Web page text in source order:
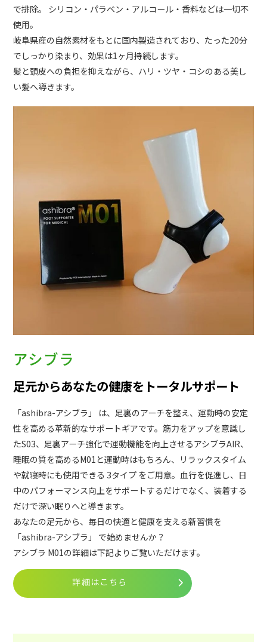
で排除。 シリコン・パラベン・アルコール・香料などは一切不
使用。
岐阜県産の自然素材をもとに国内製造されており、たった20分
でしっかり染まり、効果は1ヶ月持続します。
髪と頭皮への負担を抑えながら、ハリ・ツヤ・コシのある美し
い髪へ導きます。
アシブラ
足元からあなたの健康をトータルサポート
「ashibra-アシブラ」 は、足裏のアーチを整え、運動時の安定
性を高める革新的なサポートギアです。筋力をアップを意識し
たS03、足裏アーチ強化で運動機能を向上させるアシブラAIR、
睡眠の質を高めるM01と運動時はもちろん、リラックスタイム
や就寝時にも使用できる 3タイプ をご用意。血行を促進し、日
中のパフォーマンス向上をサポートするだけでなく、装着する
だけで深い眠りへと導きます。
あなたの足元から、毎日の快適と健康を支える新習慣を
「ashibra-アシブラ」 で始めませんか？
アシブラ M01の詳細は下記よりご覧いただけます。
詳細はこちら